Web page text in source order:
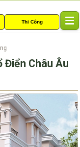
Thi Công
l
a
t
Điển Châu Âu